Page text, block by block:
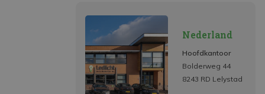
Nederland
Hoofdkantoor
Bolderweg 44
8243 RD Lelystad